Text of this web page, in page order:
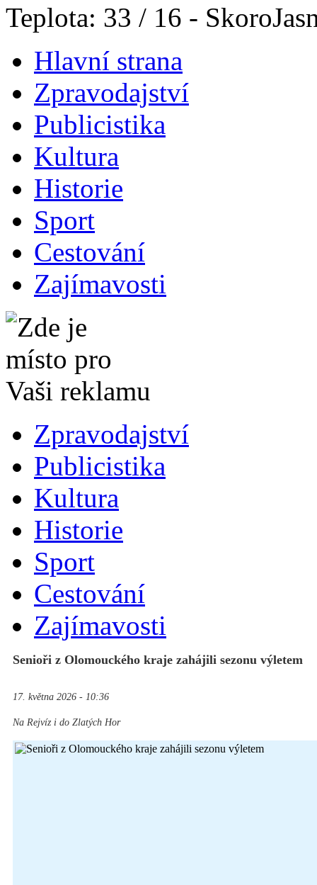
Teplota: 33 / 16 -
Hlavní strana
Zpravodajství
Publicistika
Kultura
Historie
Sport
Cestování
Zajímavosti
Zpravodajství
Publicistika
Kultura
Historie
Sport
Cestování
Zajímavosti
Senioři z Olomouckého kraje zahájili sezonu výletem
17. května 2026 - 10:36
Na Rejvíz i do Zlatých Hor